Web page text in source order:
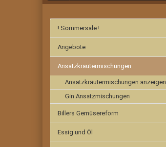
! Sommersale !
Angebote
Ansatzkräutermischungen
Ansatzkräutermischungen anzeigen
Gin Ansatzmischungen
Billers Gemüsereform
Essig und Öl